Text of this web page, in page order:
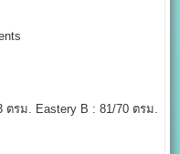
ตรม. Eastery B : 81/70 ตรม.